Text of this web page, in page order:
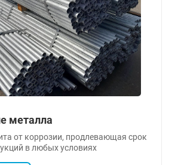
металла
от коррозии, продлевающая срок
в любых условиях